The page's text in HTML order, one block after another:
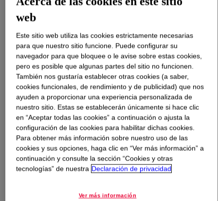
Qué esSURLYN™ 1650 Ionomer?
An ionomer of ethylene acid copolymer. The resin can be
processed in conventional blown film, cast film, sheet
extrusion and coextrusion equipment designed to
process polyethylene and ethylene copolymer type
resins.
web
Este sitio web utiliza las cookies estrictamente necesarias
para que nuestro sitio funcione. Puede configurar su
navegador para que bloquee o le avise sobre estas cookies,
pero es posible que algunas partes del sitio no funcionen.
También nos gustaría establecer otras cookies (a saber,
cookies funcionales, de rendimiento y de publicidad) que nos
ayuden a proporcionar una experiencia personalizada de
nuestro sitio. Estas se establecerán únicamente si hace clic
en “Aceptar todas las cookies” a continuación o ajusta la
configuración de las cookies para habilitar dichas cookies.
Para obtener más información sobre nuestro uso de las
cookies y sus opciones, haga clic en “Ver más información” a
continuación y consulte la sección “Cookies y otras
tecnologías” de nuestra Declaración de privacidad
Ver más información